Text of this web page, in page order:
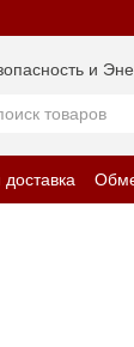
и
Политика